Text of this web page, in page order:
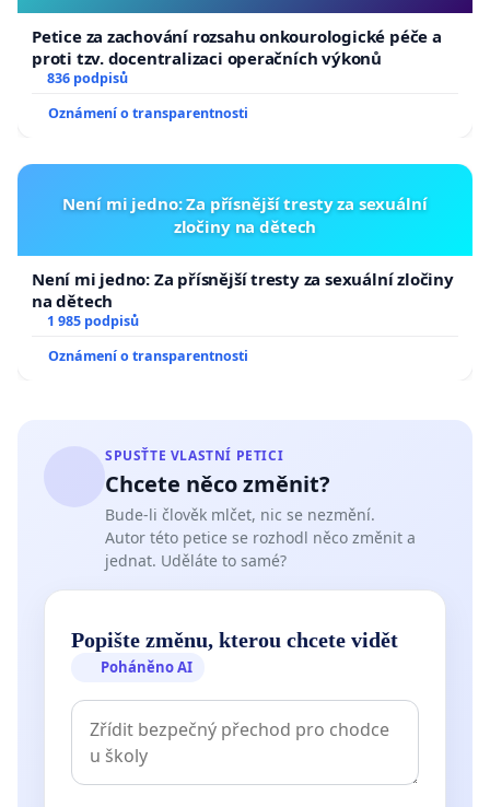
Petice za zachování rozsahu onkourologické péče a
proti tzv. docentralizaci operačních výkonů
836 podpisů
Oznámení o transparentnosti
Není mi jedno: Za přísnější tresty za sexuální
zločiny na dětech
Není mi jedno: Za přísnější tresty za sexuální zločiny
na dětech
1 985 podpisů
Oznámení o transparentnosti
SPUSŤTE VLASTNÍ PETICI
Chcete něco změnit?
Bude-li člověk mlčet, nic se nezmění.
Autor této petice se rozhodl něco změnit a
jednat. Uděláte to samé?
Popište změnu, kterou chcete vidět
Poháněno AI